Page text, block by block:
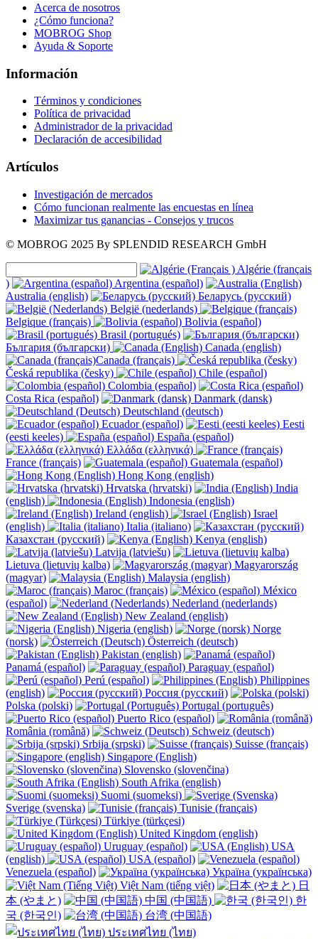
Acerca de nosotros
¿Cómo funciona?
MOBROG Shop
Ayuda & Soporte
Información
Términos y condiciones
Política de privacidad
Administrador de la privacidad
Declaración de accesibilidad
Artículos
Investigación de mercados
Cómo funcionan realmente las encuestas en línea
Maximizar tus ganancias - Consejos y trucos
© MOBROG 2025 By SPLENDID RESEARCH GmbH
Algérie (français
)
Argentina (español)
Australia (english)
Беларусь (русский)
België (nederlands)
Belgique (français)
Bolivia (español)
Brasil (portugués)
България (български)
Canada (english)
Canada (français)
Česká republika (česky)
Chile (español)
Colombia (español)
Costa Rica (español)
Danmark (dansk)
Deutschland (deutsch)
Ecuador (español)
Eesti
(eesti keeles)
España (español)
Ελλάδα (ελληνικά)
France (français)
Guatemala (español)
Hong Kong (english)
Hrvatska (hrvatski)
India
(english)
Indonesia (english)
Ireland (english)
Israel
(english)
Italia (italiano)
Казахстан (русский)
Kenya (english)
Latvija (latviešu)
Lietuva (lietuvių kalba)
Magyarország
(magyar)
Malaysia (english)
Maroc (français)
México
(español)
Nederland (nederlands)
New Zealand (english)
Nigeria (english)
Norge
(norsk)
Österreich (deutsch)
Pakistan (english)
Panamá (español)
Paraguay (español)
Perú (español)
Philippines
(english)
Россия (русский)
Polska (polski)
Portugal (português)
Puerto Rico (español)
România (română)
Schweiz (deutsch)
Srbija (srpski)
Suisse (français)
Singapore (English)
Slovensko (slovenčina)
South Afrika (english)
Suomi (suomeksi)
Sverige (svenska)
Tunisie (français)
Türkiye (türkçesi)
United Kingdom (english)
Uruguay (español)
USA
(english)
USA (español)
Venezuela (español)
Україна (українська)
Việt Nam (tiếng việt)
日
本 (やまと)
中国 (中国語)
한
국 (한국인)
台湾 (中国語)
ประเทศไทย (ไทย)